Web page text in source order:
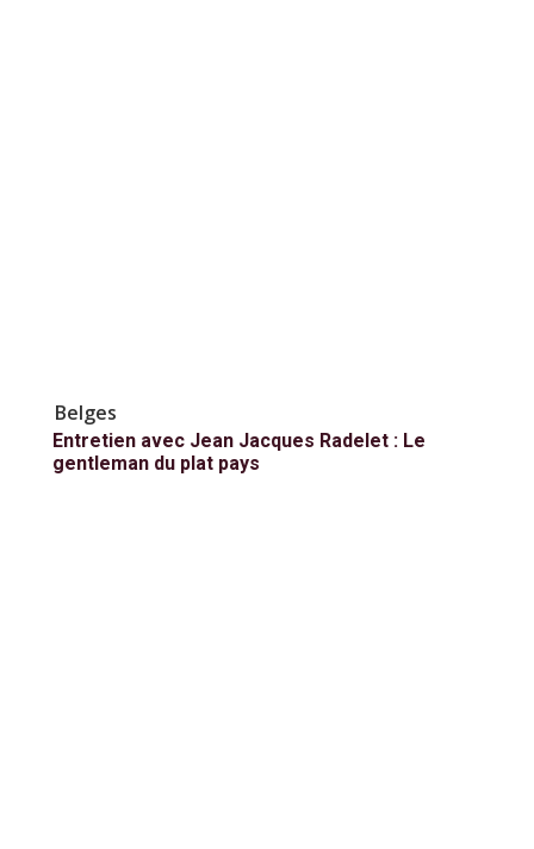
Belges
Entretien avec Jean Jacques Radelet : Le
gentleman du plat pays